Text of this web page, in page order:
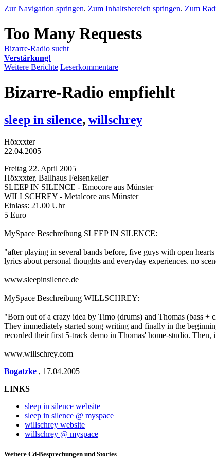
Zur Navigation springen. Zum Inhaltsbereich springen. Zum
Bizarre-Radio sucht
Verstärkung!
Weitere Berichte Leserkommentare
Bizarre-Radio empfiehlt
sleep in silence, willschrey
Höxxxter
22.04.2005
Freitag 22. April 2005
Höxxxter, Ballhaus Felsenkeller
SLEEP IN SILENCE - Emocore aus Münster
WILLSCHREY - Metalcore aus Münster
Einlass: 21.00 Uhr
5 Euro
MySpace Beschreibung SLEEP IN SILENCE:
"after playing in several bands before, five guys with open
lyrics about personal thoughts and everyday experiences. no
www.sleepinsilence.de
MySpace Beschreibung WILLSCHREY:
"Born out of a crazy idea by Timo (drums) and Thomas (bass
They immediately started song writing and finally in the
recorded their first 5-track demo in Thomas' home-studio.
www.willschrey.com
Bogatzke , 17.04.2005
LINKS
sleep in silence website
sleep in silence @ myspace
willschrey website
willschrey @ myspace
Weitere Cd-Besprechungen und Stories